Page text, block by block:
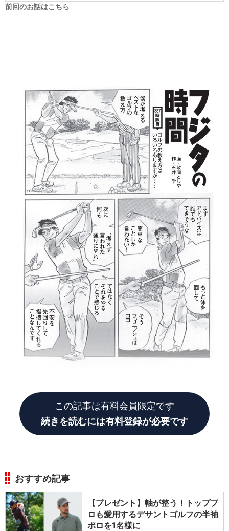
前回のお話はこちら
この記事は有料会員限定です
続きを読むには有料登録が必要です
おすすめ記事
【プレゼント】軸が整う！トッププ
ロも愛用するデサントゴルフの半袖
ポロを1名様に